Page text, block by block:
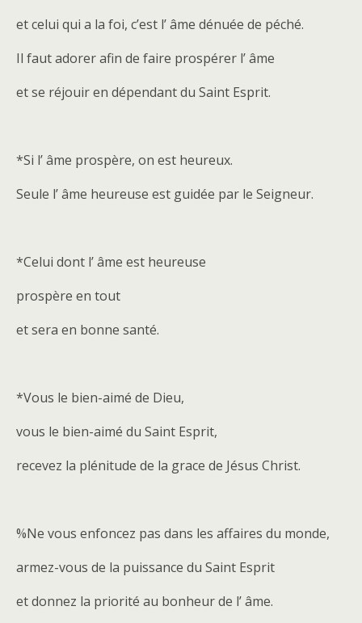
et celui qui a la foi, c’est l’ âme dénuée de péché.
Il faut adorer afin de faire prospérer l’ âme
et se réjouir en dépendant du Saint Esprit.
*Si l’ âme prospère, on est heureux.
Seule l’ âme heureuse est guidée par le Seigneur.
*Celui dont l’ âme est heureuse
prospère en tout
et sera en bonne santé.
*Vous le bien-aimé de Dieu,
vous le bien-aimé du Saint Esprit,
recevez la plénitude de la grace de Jésus Christ.
%Ne vous enfoncez pas dans les affaires du monde,
armez-vous de la puissance du Saint Esprit
et donnez la priorité au bonheur de l’ âme.